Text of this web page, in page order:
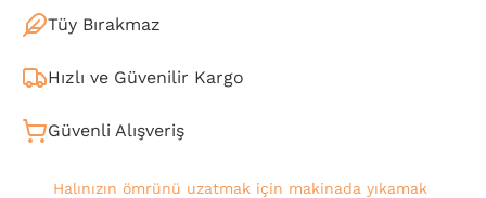
Tüy Bırakmaz
Hızlı ve Güvenilir Kargo
Güvenli Alışveriş
Halınızın ömrünü uzatmak için makinada yıkamak